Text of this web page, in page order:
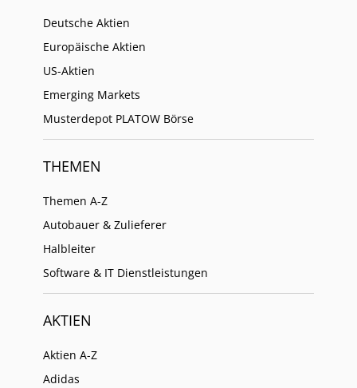
Deutsche Aktien
Europäische Aktien
US-Aktien
Emerging Markets
Musterdepot PLATOW Börse
THEMEN
Themen A-Z
Autobauer & Zulieferer
Halbleiter
Software & IT Dienstleistungen
AKTIEN
Aktien A-Z
Adidas